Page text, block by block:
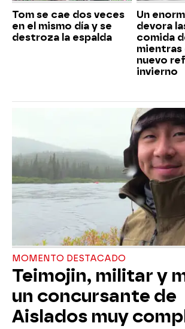
Tom se cae dos veces
en el mismo día y se
destroza la espalda
Un
devora
comida
mientras
nuevo
invierno
MOMENTO DESTACADO
Teimojin, militar y
un concursante de
Aislados muy